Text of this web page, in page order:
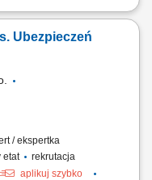
Wizyty u Rolników i
techniczne dla Klientów;
Ubezpieczeń
/ ekspertka
etat
rekrutacja
aplikuj szybko